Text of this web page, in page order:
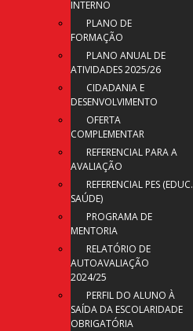
INTERNO
PLANO DE
FORMAÇÃO
PLANO ANUAL DE
ATIVIDADES 2025/26
CIDADANIA E
DESENVOLVIMENTO
OFERTA
COMPLEMENTAR
REFERENCIAL PARA A
AVALIAÇÃO
REFERENCIAL PES (EDUC.
SAÚDE)
PROGRAMA DE
MENTORIA
RELATÓRIO DE
AUTOAVALIAÇÃO
2024/25
PERFIL DO ALUNO À
SAÍDA DA ESCOLARIDADE
OBRIGATÓRIA